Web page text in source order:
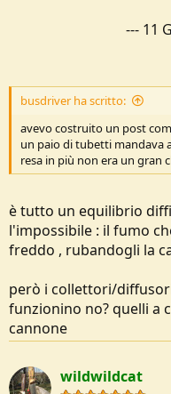
--- 11
busdriver ha scritto:
avevo costruito un post
un paio di tubetti mandava
resa in più non era un gran
è tutto un equilibrio
l'impossibile : il fumo
freddo , rubandogli la
però i collettori/
funzionino no? quelli a
cannone
wildwildcat